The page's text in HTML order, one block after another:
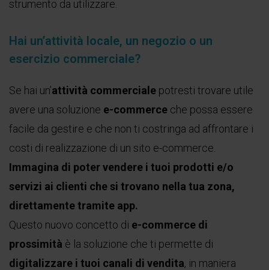
strumento da utilizzare.
Hai un’attività locale, un negozio o un
esercizio commerciale?
Se hai un’attività commerciale potresti trovare utile
avere una soluzione e-commerce che possa essere
facile da gestire e che non ti costringa ad affrontare i
costi di realizzazione di un sito e-commerce.
Immagina di poter vendere i tuoi prodotti e/o
servizi ai clienti che si trovano nella tua zona,
direttamente tramite app.
Questo nuovo concetto di e-commerce di
prossimità è la soluzione che ti permette di
digitalizzare i tuoi canali di vendita, in maniera